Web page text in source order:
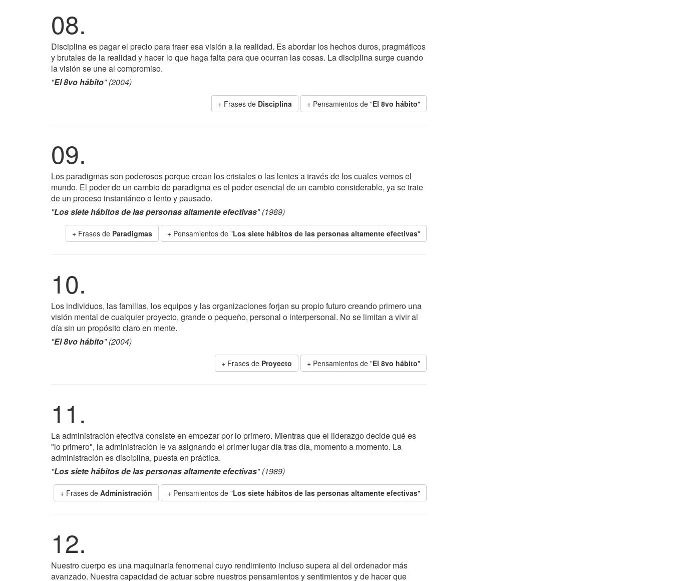
08.
Disciplina es pagar el precio para traer esa visión a la realidad. Es abordar los hechos duros, pragmáticos
y brutales de la realidad y hacer lo que haga falta para que ocurran las cosas. La disciplina surge cuando
la visión se une al compromiso.
"El 8vo hábito" (2004)
+ Frases de Disciplina + Pensamientos de "El 8vo hábito"
09.
Los paradigmas son poderosos porque crean los cristales o las lentes a través de los cuales vemos el
mundo. El poder de un cambio de paradigma es el poder esencial de un cambio considerable, ya se trate
de un proceso instantáneo o lento y pausado.
"Los siete hábitos de las personas altamente efectivas" (1989)
+ Frases de Paradigmas + Pensamientos de "Los siete hábitos de las personas altamente efectivas"
10.
Los individuos, las familias, los equipos y las organizaciones forjan su propio futuro creando primero una
visión mental de cualquier proyecto, grande o pequeño, personal o interpersonal. No se limitan a vivir al
día sin un propósito claro en mente.
"El 8vo hábito" (2004)
+ Frases de Proyecto + Pensamientos de "El 8vo hábito"
11.
La administración efectiva consiste en empezar por lo primero. Mientras que el liderazgo decide qué es
"lo primero", la administración le va asignando el primer lugar día tras día, momento a momento. La
administración es disciplina, puesta en práctica.
"Los siete hábitos de las personas altamente efectivas" (1989)
+ Frases de Administración + Pensamientos de "Los siete hábitos de las personas altamente efectivas"
12.
Nuestro cuerpo es una maquinaria fenomenal cuyo rendimiento incluso supera al del ordenador más
avanzado. Nuestra capacidad de actuar sobre nuestros pensamientos y sentimientos y de hacer que